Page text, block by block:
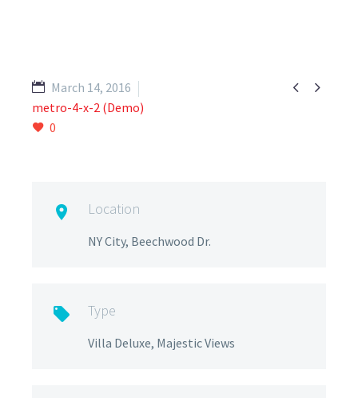
 
March 14, 2016
metro-4-x-2 (Demo)
0
 Location
NY City, Beechwood Dr.
 Type
Villa Deluxe, Majestic Views